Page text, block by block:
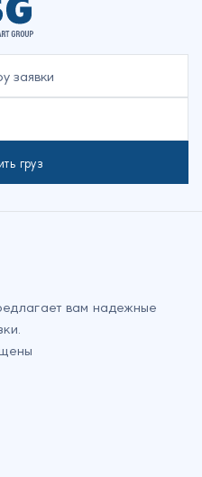
груз
вам надежные